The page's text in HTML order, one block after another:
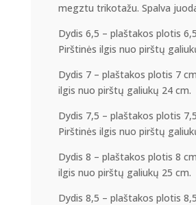
megztu trikotažu. Spalva
Dydis 6,5 – plaštakos plotis
Pirštinės ilgis nuo pirštų
Dydis 7 – plaštakos plotis 7
ilgis nuo pirštų galiukų 24 cm.
Dydis 7,5 – plaštakos plotis
Pirštinės ilgis nuo pirštų
Dydis 8 – plaštakos plotis 8
ilgis nuo pirštų galiukų 25 cm.
Dydis 8,5 – plaštakos plotis